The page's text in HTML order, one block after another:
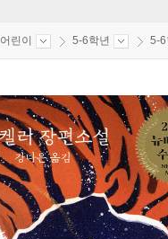
어린이 5-6학년 5-6